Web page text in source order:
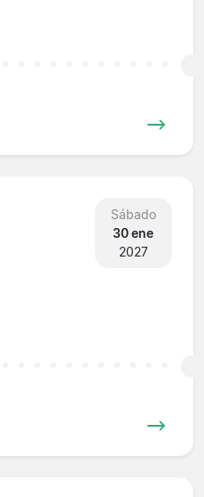
Sábado
30 ene
2027